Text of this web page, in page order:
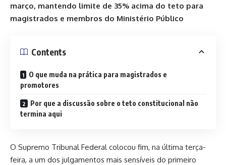
março, mantendo limite de 35% acima do teto para
magistrados e membros do Ministério Público
Contents
O que muda na prática para magistrados e
promotores
Por que a discussão sobre o teto constitucional não
termina aqui
O Supremo Tribunal Federal colocou fim, na última terça-
feira, a um dos julgamentos mais sensíveis do primeiro